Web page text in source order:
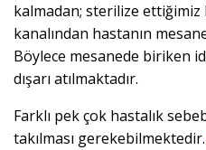
kalmadan; sterilize
kanalından hastanın
Böylece mesanede biriken
dışarı atılmaktadır.
Farklı pek çok hastalık
takılması gerekebilmektedir.